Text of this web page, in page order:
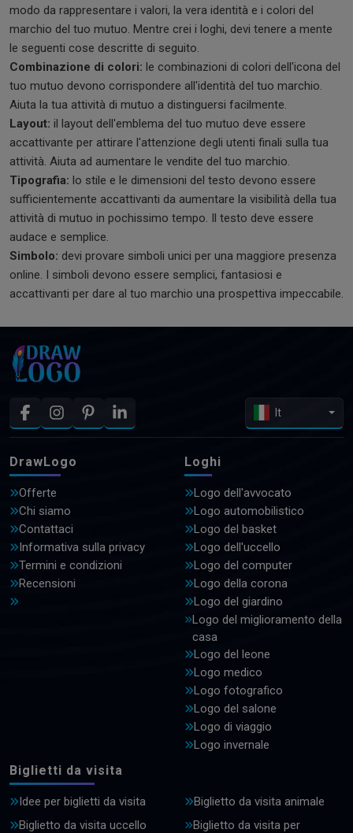
modo da rappresentare i valori, la vera identità e i colori del
marchio del tuo mutuo. Mentre crei i loghi, devi tenere a mente
le seguenti cose descritte di seguito.
Combinazione di colori: le combinazioni di colori dell'icona del
tuo mutuo devono corrispondere all'identità del tuo marchio.
Aiuta la tua attività di mutuo a distinguersi facilmente.
Layout: il layout dell'emblema del tuo mutuo deve essere
accattivante per attirare l'attenzione degli utenti finali sulla tua
attività. Aiuta ad aumentare le vendite del tuo marchio.
Tipografia: lo stile e le dimensioni del testo devono essere
sufficientemente accattivanti da aumentare la visibilità della tua
attività di mutuo in pochissimo tempo. Il testo deve essere
audace e semplice.
Simbolo: devi provare simboli unici per una maggiore presenza
online. I simboli devono essere semplici, fantasiosi e
accattivanti per dare al tuo marchio una prospettiva impeccabile.
It
DrawLogo
Offerte
Chi siamo
Contattaci
Informativa sulla privacy
Termini e condizioni
Recensioni
Loghi
Logo dell'avvocato
Logo automobilistico
Logo del basket
Logo dell'uccello
Logo del computer
Logo della corona
Logo del giardino
Logo del miglioramento della
casa
Logo del leone
Logo medico
Logo fotografico
Logo del salone
Logo di viaggio
Logo invernale
Biglietti da visita
Idee per biglietti da visita
Biglietto da visita animale
Biglietto da visita uccello
Biglietto da visita per